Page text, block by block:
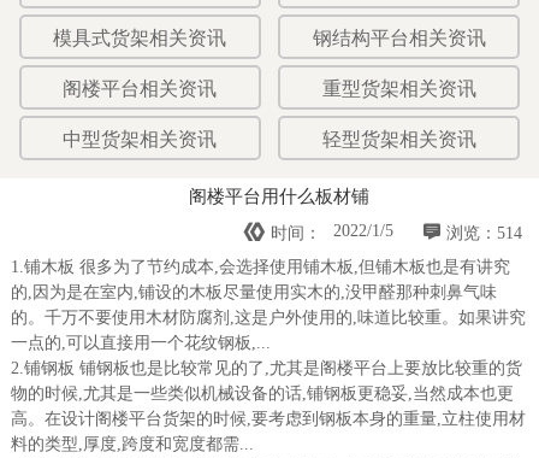
模具式货架相关资讯 钢结构平台相关资讯
阁楼平台相关资讯 重型货架相关资讯
中型货架相关资讯 轻型货架相关资讯
阁楼平台用什么板材铺
 浏览：514
 时间：
2022/1/5
1.铺木板 很多为了节约成本,会选择使用铺木板,但铺木板也是有讲究
的,因为是在室内,铺设的木板尽量使用实木的,没甲醛那种刺鼻气味
的。千万不要使用木材防腐剂,这是户外使用的,味道比较重。如果讲究
一点的,可以直接用一个花纹钢板,...
2.铺钢板 铺钢板也是比较常见的了,尤其是阁楼平台上要放比较重的货
物的时候,尤其是一些类似机械设备的话,铺钢板更稳妥,当然成本也更
高。在设计阁楼平台货架的时候,要考虑到钢板本身的重量,立柱使用材
料的类型,厚度,跨度和宽度都需...